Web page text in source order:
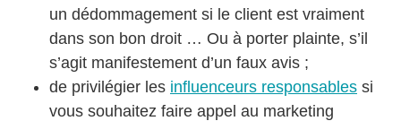
un dédommagement si le client est vraiment
dans son bon droit … Ou à porter plainte, s’il
s’agit manifestement d’un faux avis ;
de privilégier les influenceurs responsables si
vous souhaitez faire appel au marketing